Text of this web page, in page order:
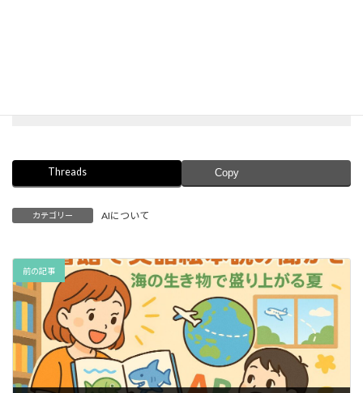
Threads Copy
カテゴリー AIについて
前の記事